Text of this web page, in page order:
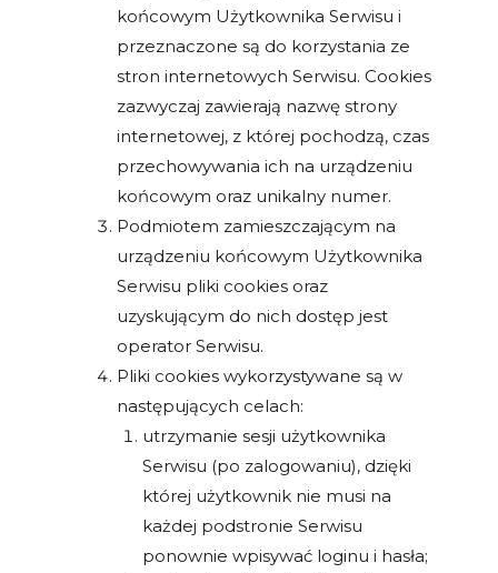
końcowym Użytkownika Serwisu i
przeznaczone są do korzystania ze
stron internetowych Serwisu. Cookies
zazwyczaj zawierają nazwę strony
internetowej, z której pochodzą, czas
przechowywania ich na urządzeniu
końcowym oraz unikalny numer.
Podmiotem zamieszczającym na
urządzeniu końcowym Użytkownika
Serwisu pliki cookies oraz
uzyskującym do nich dostęp jest
operator Serwisu.
Pliki cookies wykorzystywane są w
następujących celach:
utrzymanie sesji użytkownika
Serwisu (po zalogowaniu), dzięki
której użytkownik nie musi na
każdej podstronie Serwisu
ponownie wpisywać loginu i hasła;